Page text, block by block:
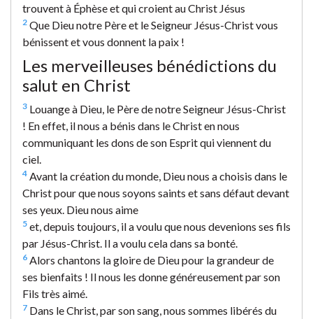
trouvent à Éphèse et qui croient au Christ Jésus
2 Que Dieu notre Père et le Seigneur Jésus-Christ vous
bénissent et vous donnent la paix !
Les merveilleuses bénédictions du
salut en Christ
3 Louange à Dieu, le Père de notre Seigneur Jésus-Christ
! En effet, il nous a bénis dans le Christ en nous
communiquant les dons de son Esprit qui viennent du
ciel.
4 Avant la création du monde, Dieu nous a choisis dans le
Christ pour que nous soyons saints et sans défaut devant
ses yeux. Dieu nous aime
5 et, depuis toujours, il a voulu que nous devenions ses fils
par Jésus-Christ. Il a voulu cela dans sa bonté.
6 Alors chantons la gloire de Dieu pour la grandeur de
ses bienfaits ! Il nous les donne généreusement par son
Fils très aimé.
7 Dans le Christ, par son sang, nous sommes libérés du